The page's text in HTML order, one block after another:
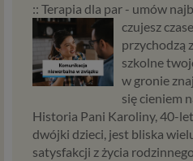
:: Terapia dla par - umów
czujesz
przychodzą
szkolne
w gronie
się cieniem
Historia Pani Karoliny, 40-
dwójki dzieci, jest bliska
satysfakcji z życia